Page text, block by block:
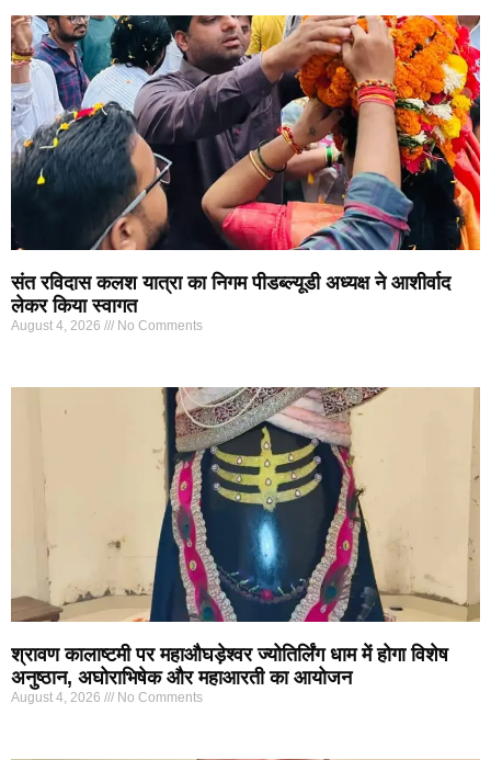
संत रविदास कलश यात्रा का निगम पीडब्ल्यूडी अध्यक्ष ने आशीर्वाद
लेकर किया स्वागत
August 4, 2026 No Comments
श्रावण कालाष्टमी पर महाऔघड़ेश्वर ज्योतिर्लिंग धाम में होगा विशेष
अनुष्ठान, अघोराभिषेक और महाआरती का आयोजन
August 4, 2026 No Comments